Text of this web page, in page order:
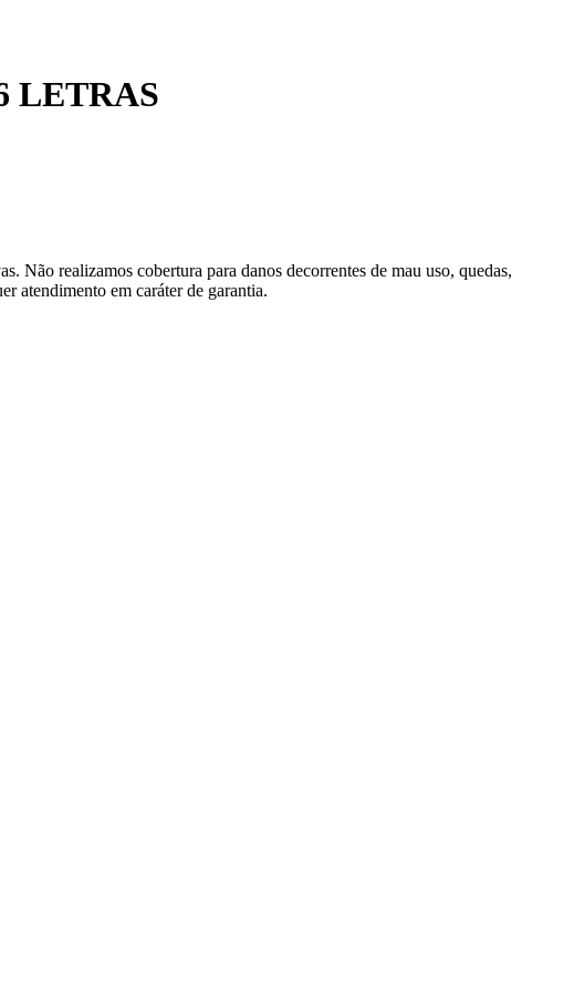
LETRAS
Não realizamos cobertura para danos decorrentes de mau uso, quedas,
atendimento em caráter de garantia.